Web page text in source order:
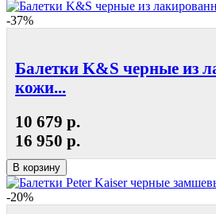
-37%
Балетки K&S черные из
кожи...
10 679 р.
16 950 р.
В корзину
-20%